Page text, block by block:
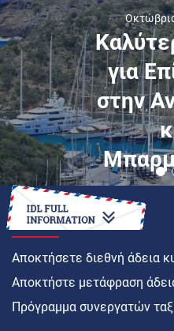
για
στην
ΠΏΣ ΝΑ
Αποκτήσετε διεθνή άδεια
Αποκτήστε μετάφραση
Πρόγραμμα συνεργατών